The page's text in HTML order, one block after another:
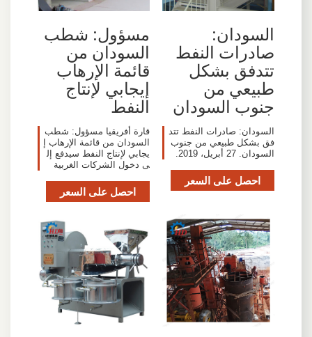
السودان:
صادرات النفط
تتدفق بشكل
طبيعي من
جنوب السودان
السودان: صادرات النفط تتد
فق بشكل طبيعي من جنوب
السودان. 27 أبريل، 2019.
احصل على السعر
مسؤول: شطب
السودان من
قائمة الإرهاب
إيجابي لإنتاج
النفط
قارة أفريقيا مسؤول: شطب
السودان من قائمة الإرهاب إ
يجابي لإنتاج النفط سيدفع إل
ى دخول الشركات الغربية
احصل على السعر